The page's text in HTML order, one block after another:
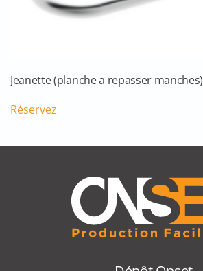
Jeanette (planche a repasser manches)
Réservez